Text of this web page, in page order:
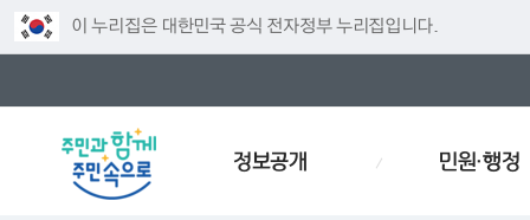
이 누리집은 대한민국 공식 전자정부 누리집입니다.
정보공개 민원·행정